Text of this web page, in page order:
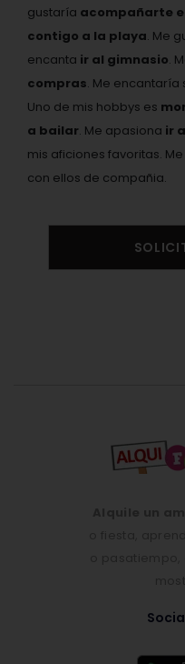
gustaría acompañarte
contigo a la playa. Me
encanta ir al gimnasio.
compras. Me encantaría
Uno de mis hobbys es
a bailar. Me apasiona ir
mis aficiones favoritas.
con ellos de compañia.